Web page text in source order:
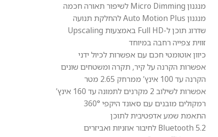
מנגנון Micro Dimming לשיפור תאורה חכמה
מנגנון Auto Motion Plus להחלקת תנועה
שדרוג תוכן ל-Full HD באמצעות Upscaling
זווית צפייה רחבה במיוחד
כיוון אוטומטי חכם עם אפשרות לכיול ידני
אפשרות הקרנה על קיר, תקרה ומשטחים שונים
הקרנה עד 100 אינץ’ ממרחק 2.65 מטר
אפשרות לשילוב 2 מקרנים לתמונה עד 160 אינץ’
רמקולים מובנים עם סאונד היקפי 360°
התאמת שמע אדפטיבית לתוכן
Bluetooth 5.2 לחיבור אוזניות ואביזרים